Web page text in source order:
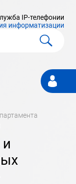
IP-телефонии
информатизации
Личный
кабинет